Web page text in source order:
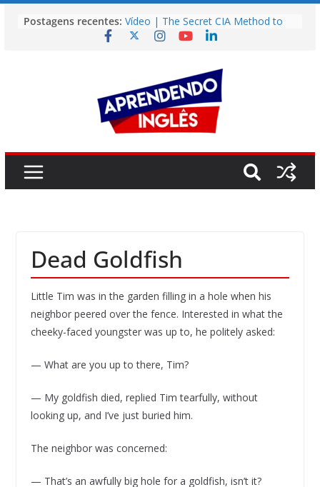
para
Postagens recentes: Vídeo | The Secret CIA Method to
Learn Any Language in 11 Days
Vídeo | Do imaginary friends make
you smarter?
Story | Brasília: The City That Rose
from the Wilderness
Easy English Song | Somewhere
Over the Rainbow (Israel
Dead Goldfish
Little Tim was in the garden filling in a hole when his
neighbor peered over the fence. Interested in what the
cheeky-faced youngster was up to, he politely asked:
— What are you up to there, Tim?
— My goldfish died, replied Tim tearfully, without
looking up, and I’ve just buried him.
The neighbor was concerned:
— That’s an awfully big hole for a goldfish, isn’t it?